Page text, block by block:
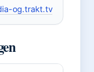
og.trakt.tv